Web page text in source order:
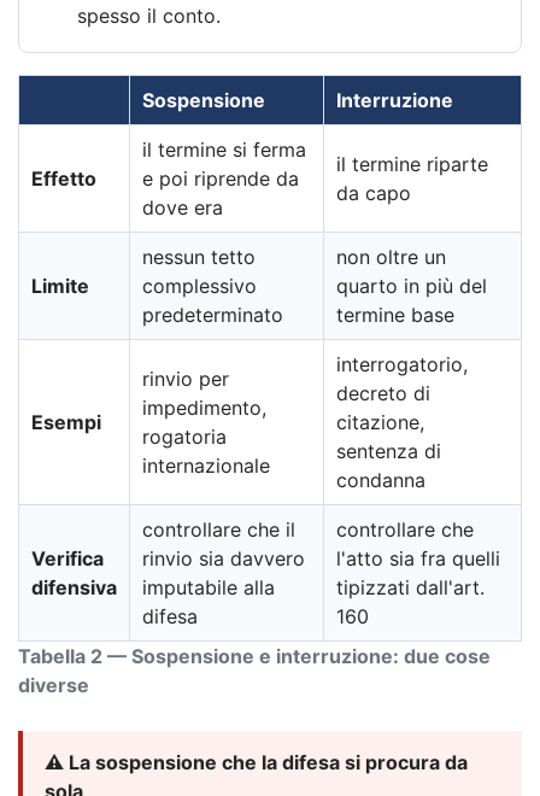
spesso il conto.
Tabella 2 — Sospensione e interruzione: due cose
diverse
Sospensione Interruzione
Effetto
il termine si ferma
e poi riprende da
dove era
il termine riparte
da capo
Limite
nessun tetto
complessivo
predeterminato
non oltre un
quarto in più del
termine base
Esempi
rinvio per
impedimento,
rogatoria
internazionale
interrogatorio,
decreto di
citazione,
sentenza di
condanna
Verifica
difensiva
controllare che il
rinvio sia davvero
imputabile alla
difesa
controllare che
l'atto sia fra quelli
tipizzati dall'art.
160
⚠️ La sospensione che la difesa si procura da
sola